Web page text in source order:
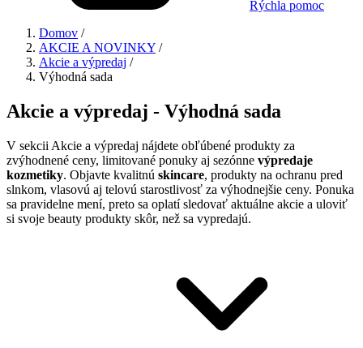
Rýchla pomoc
Domov /
AKCIE A NOVINKY /
Akcie a výpredaj /
Výhodná sada
Akcie a výpredaj - Výhodná sada
V sekcii Akcie a výpredaj nájdete obľúbené produkty za
zvýhodnené ceny, limitované ponuky aj sezónne výpredaje
kozmetiky. Objavte kvalitnú skincare, produkty na ochranu pred
slnkom, vlasovú aj telovú starostlivosť za výhodnejšie ceny. Ponuka
sa pravidelne mení, preto sa oplatí sledovať aktuálne akcie a uloviť
si svoje beauty produkty skôr, než sa vypredajú.